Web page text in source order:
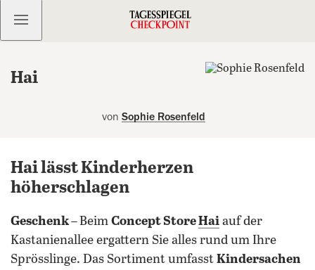
Kostenlos anmelden
Hai
von Sophie Rosenfeld
Hai lässt Kinderherzen
höherschlagen
Geschenk –Beim Concept StoreHai auf der
Kastanienallee ergattern Sie alles rund um Ihre
Sprösslinge. Das Sortiment umfasst Kindersachen